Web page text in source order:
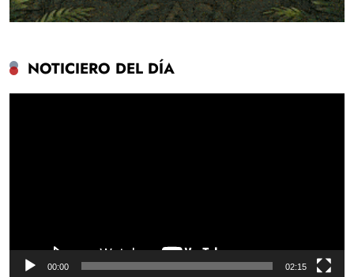
NOTICIERO DEL DÍA
00:00 02:15